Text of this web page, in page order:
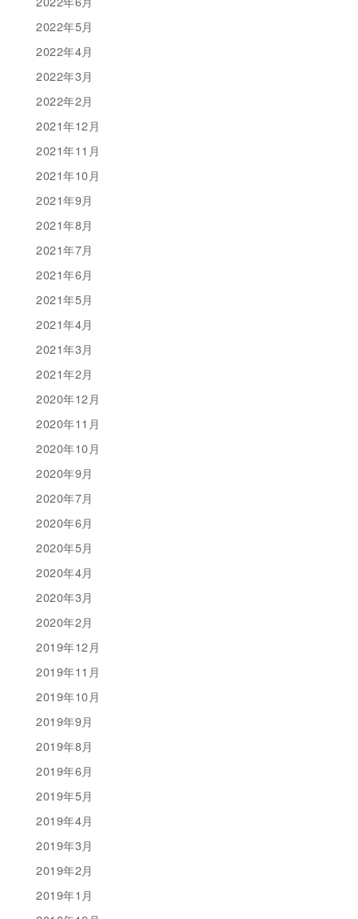
2022年5月
2022年4月
2022年3月
2022年2月
2021年12月
2021年11月
2021年10月
2021年9月
2021年8月
2021年7月
2021年6月
2021年5月
2021年4月
2021年3月
2021年2月
2020年12月
2020年11月
2020年10月
2020年9月
2020年7月
2020年6月
2020年5月
2020年4月
2020年3月
2020年2月
2019年12月
2019年11月
2019年10月
2019年9月
2019年8月
2019年6月
2019年5月
2019年4月
2019年3月
2019年2月
2019年1月